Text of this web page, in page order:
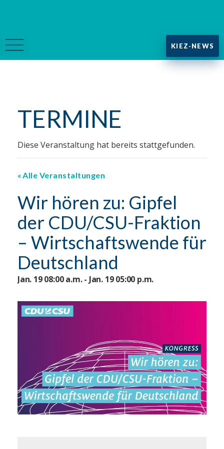
KIEZ-NEWS
TERMINE
Diese Veranstaltung hat bereits stattgefunden.
Alle Veranstaltungen
Wir hören zu: Gipfel
der CDU/CSU-Fraktion
– Wirtschaftswende für
Deutschland
Jan. 19 08:00 a.m. - Jan. 19 05:00 p.m.